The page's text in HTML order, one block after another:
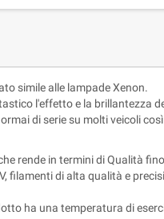
simile alle lampade Xenon.
l'effetto e la brillantezza
di serie su molti veicoli
rende in termini di Qualità
filamenti di alta qualità e
ha una temperatura di